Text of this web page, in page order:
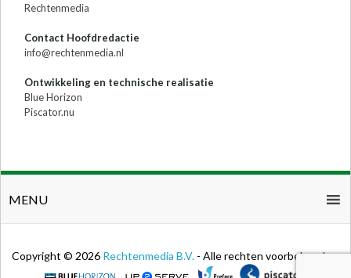
Rechtenmedia
Contact Hoofdredactie
info@rechtenmedia.nl
Ontwikkeling en technische realisatie
Blue Horizon
Piscator.nu
MENU
Copyright © 2026 Rechtenmedia B.V. - Alle rechten voorbehouden.